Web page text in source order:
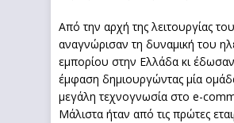
Από την αρχή της λειτουργίας
αναγνώρισαν τη δυναμική του
εμπορίου στην Ελλάδα κι
έμφαση δημιουργώντας μία
μεγάλη τεχνογνωσία στο e-
Μάλιστα ήταν από τις πρώτες